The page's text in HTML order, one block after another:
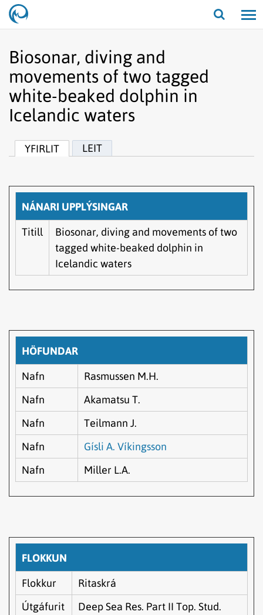
Opna/
Biosonar, diving and
movements of two tagged
white-beaked dolphin in
Icelandic waters
YFIRLIT LEIT
NÁNARI UPPLÝSINGAR
Titill
Biosonar, diving and movements of two
tagged white-beaked dolphin in
Icelandic waters
HÖFUNDAR
Nafn
Rasmussen M.H.
Nafn
Akamatsu T.
Nafn
Teilmann J.
Nafn
Gísli A. Víkingsson
Nafn
Miller L.A.
FLOKKUN
Flokkur
Ritaskrá
Útgáfurit
Deep Sea Res. Part II Top. Stud.